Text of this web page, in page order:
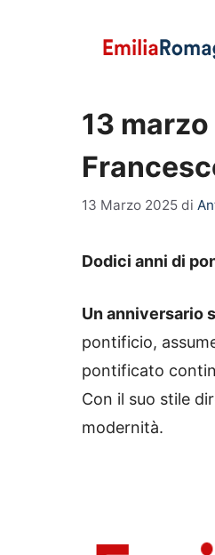
13
13 Marzo 2025 di
Dodici anni di
Un anniversario
pontificio,
pontificato
Con il suo stile
modernità.